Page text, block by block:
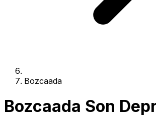
Bozcaada
Bozcaada Son